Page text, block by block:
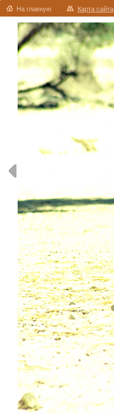
На главную Карта сайта